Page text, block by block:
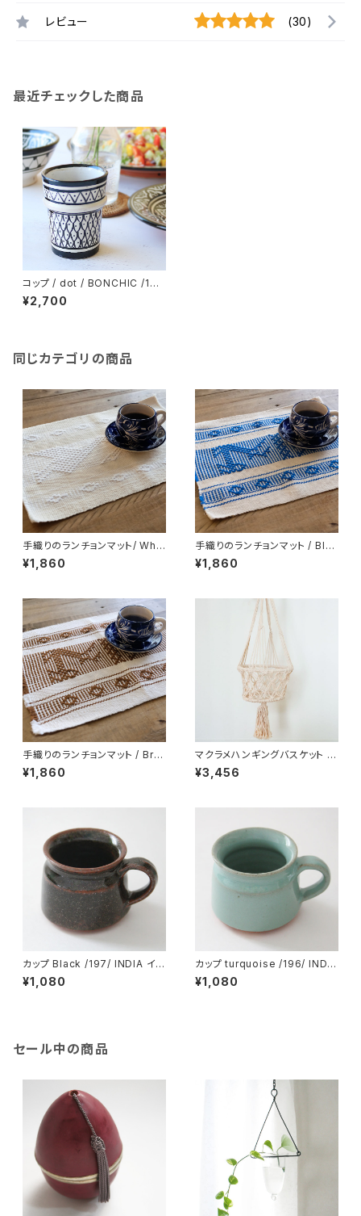
レビュー (30)
最近チェックした商品
コップ / dot / BONCHIC /14
4/ MOROCCOモロッコ
¥2,700
同じカテゴリの商品
手織りのランチョンマット/ Whit
e /211a/ MEXICO メキシコ
¥1,860
手織りのランチョンマット / Blu
e /211b/ MEXICO メキシコ
¥1,860
手織りのランチョンマット / Bro
wn /211c/ MEXICO メキシコ
¥1,860
マクラメハンギングバスケット /1
99/ INDIA インド
¥3,456
カップ Black /197/ INDIA イン
ド
¥1,080
カップ turquoise /196/ INDIA
インド
¥1,080
セール中の商品